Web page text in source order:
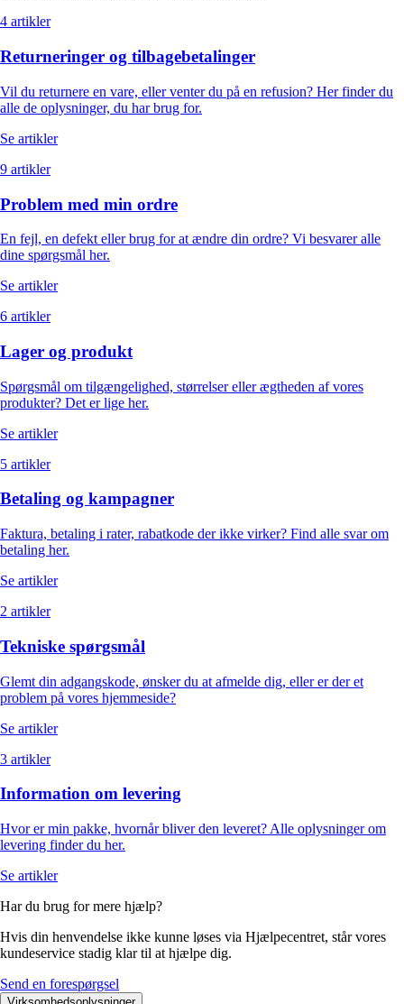
4 artikler
Returneringer og tilbagebetalinger
Vil du returnere en vare, eller venter du på en refusion? Her finder du
alle de oplysninger, du har brug for.
Se artikler
9 artikler
Problem med min ordre
En fejl, en defekt eller brug for at ændre din ordre? Vi besvarer alle
dine spørgsmål her.
Se artikler
6 artikler
Lager og produkt
Spørgsmål om tilgængelighed, størrelser eller ægtheden af vores
produkter? Det er lige her.
Se artikler
5 artikler
Betaling og kampagner
Faktura, betaling i rater, rabatkode der ikke virker? Find alle svar om
betaling her.
Se artikler
2 artikler
Tekniske spørgsmål
Glemt din adgangskode, ønsker du at afmelde dig, eller er der et
problem på vores hjemmeside?
Se artikler
3 artikler
Information om levering
Hvor er min pakke, hvornår bliver den leveret? Alle oplysninger om
levering finder du her.
Se artikler
Har du brug for mere hjælp?
Hvis din henvendelse ikke kunne løses via Hjælpecentret, står vores
kundeservice stadig klar til at hjælpe dig.
Send en forespørgsel